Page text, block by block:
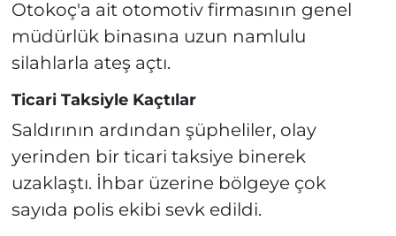
Otokoç'a ait otomotiv firmasının genel
müdürlük binasına uzun namlulu
silahlarla ateş açtı.
Ticari Taksiyle Kaçtılar
Saldırının ardından şüpheliler, olay
yerinden bir ticari taksiye binerek
uzaklaştı. İhbar üzerine bölgeye çok
sayıda polis ekibi sevk edildi.